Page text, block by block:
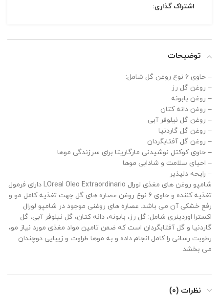
اشتراک گذاری:
توضیحات
– حاوی 6 نوع روغن گل شامل:
– روغن گل رز
– روغن بابونه
– روغن دانه کتان
– روغن گل نیلوفر آبی
– روغن گل گاردنیا
– روغن گل آفتابگردان
– حاوی کوکتل نوشیدنی مارگاریتا برای سرزندگی موها
– احیای سلامت و شادابی موها
– رایحه دلپذیر
شامپو روغن های مغذی لورال LOreal Oleo Extraordinario دارای فرمول
تغذیه کننده و حاوی 6 نوع روغن عصاره های گل جهت تغذیه کامل مو و
رفع خشکی آن می باشد. عصاره های روغنی موجود در شامپو لورال
اکسترا اوردینری شامل: گل رز، بابونه، دانه کتان، گل نیلوفر آبی، گل
گاردنیا و گل آفتابگردان است که ضمن تامین مواد مغذی مورد نیاز مو،
رطوبت رسانی را کامل انجام داده و به موها طراوت و زیبایی دوچندان
می بخشد.
نظرات (0)